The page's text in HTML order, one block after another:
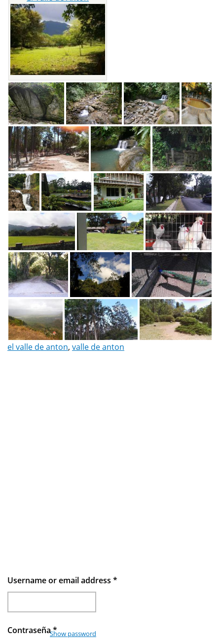
el valle de anton, valle de anton
Username or email address *
Contraseña*
Show password